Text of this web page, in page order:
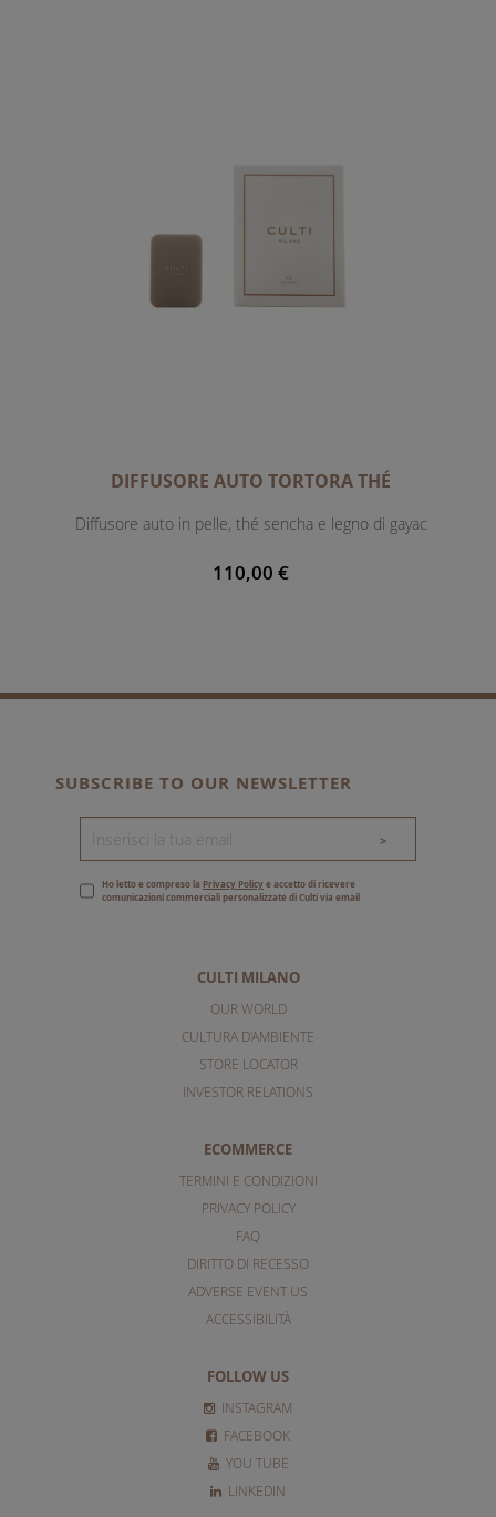
DIFFUSORE AUTO TORTORA THÉ
Diffusore auto in pelle, thé sencha e legno di gayac
110,00 €
CULTI MILANO
OUR WORLD
CULTURA D'AMBIENTE
STORE LOCATOR
INVESTOR RELATIONS
ECOMMERCE
TERMINI E CONDIZIONI
PRIVACY POLICY
FAQ
DIRITTO DI RECESSO
ADVERSE EVENT US
ACCESSIBILITÀ
FOLLOW US
INSTAGRAM
FACEBOOK
YOU TUBE
LINKEDIN
SUBSCRIBE TO OUR NEWSLETTER
>
Ho letto e compreso la Privacy Policye accetto di ricevere
comunicazioni commerciali personalizzate di Culti via email